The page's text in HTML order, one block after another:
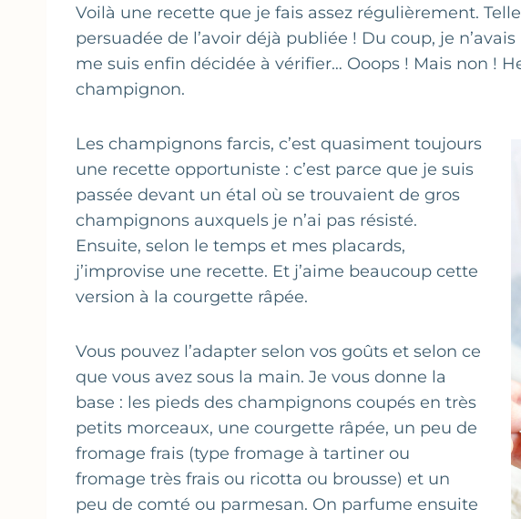
Voilà une recette que je fais assez régulièrement.
persuadée de l’avoir déjà publiée ! Du coup, je
me suis enfin décidée à vérifier… Ooops ! Mais non !
champignon.
Les champignons farcis, c’est quasiment toujours
une recette opportuniste : c’est parce que je suis
passée devant un étal où se trouvaient de gros
champignons auxquels je n’ai pas résisté.
Ensuite, selon le temps et mes placards,
j’improvise une recette. Et j’aime beaucoup cette
version à la courgette râpée.
Vous pouvez l’adapter selon vos goûts et selon ce
que vous avez sous la main. Je vous donne la
base : les pieds des champignons coupés en très
petits morceaux, une courgette râpée, un peu de
fromage frais (type fromage à tartiner ou
fromage très frais ou ricotta ou brousse) et un
peu de comté ou parmesan. On parfume ensuite